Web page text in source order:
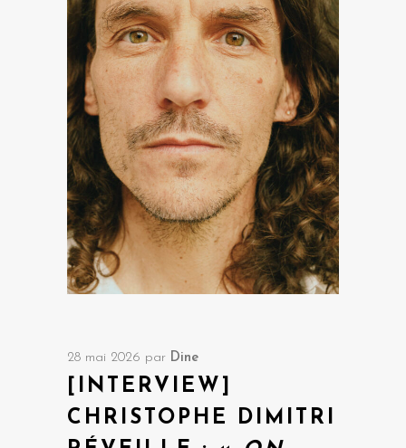
28 mai 2026 par Dine
[INTERVIEW]
CHRISTOPHE DIMITRI